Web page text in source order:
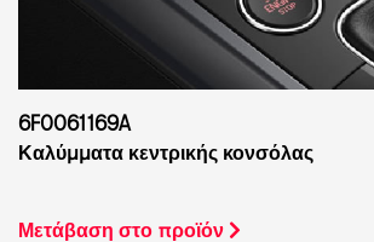
6F0061169A
Καλύμματα κεντρικής κονσόλας
Μετάβαση στο προϊόν